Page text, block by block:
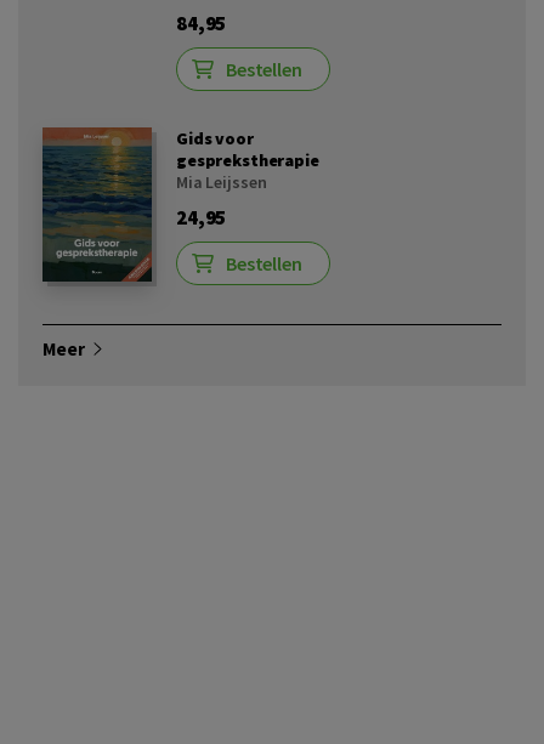
84,95
Bestellen
Gids voor
gesprekstherapie
Mia Leijssen
24,95
Bestellen
Meer